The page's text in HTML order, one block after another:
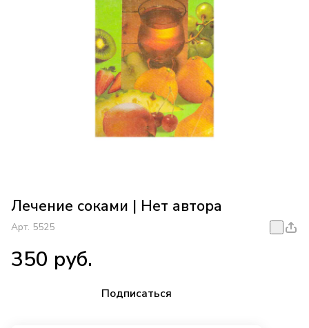
Лечение соками | Нет автора
Арт. 5525
350 руб.
Подписаться